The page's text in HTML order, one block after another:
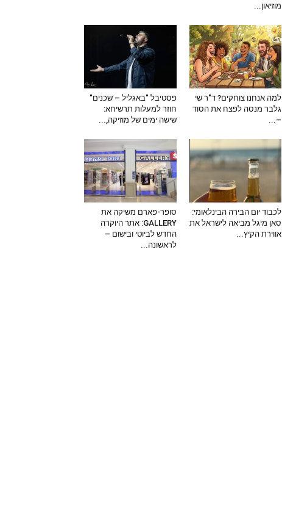
מוזיאון...
למה אנחנו צוחקים? ד"ר שי
גלבר מנסה לפצח את הסוד
–...
פסטיבל "באגליל – שכנים"
חוזר למעלות תרשיחא:
שישה ימים של מוזיקה,...
לכבוד יום הבירה הבינלאומי:
סאן מיגל מביאה לישראל את
אווירת הקיץ...
סופר-פארם משיקה את
GALLERY: אתר היוקרה
החדש לביוטי ובישום –
לראשונה...